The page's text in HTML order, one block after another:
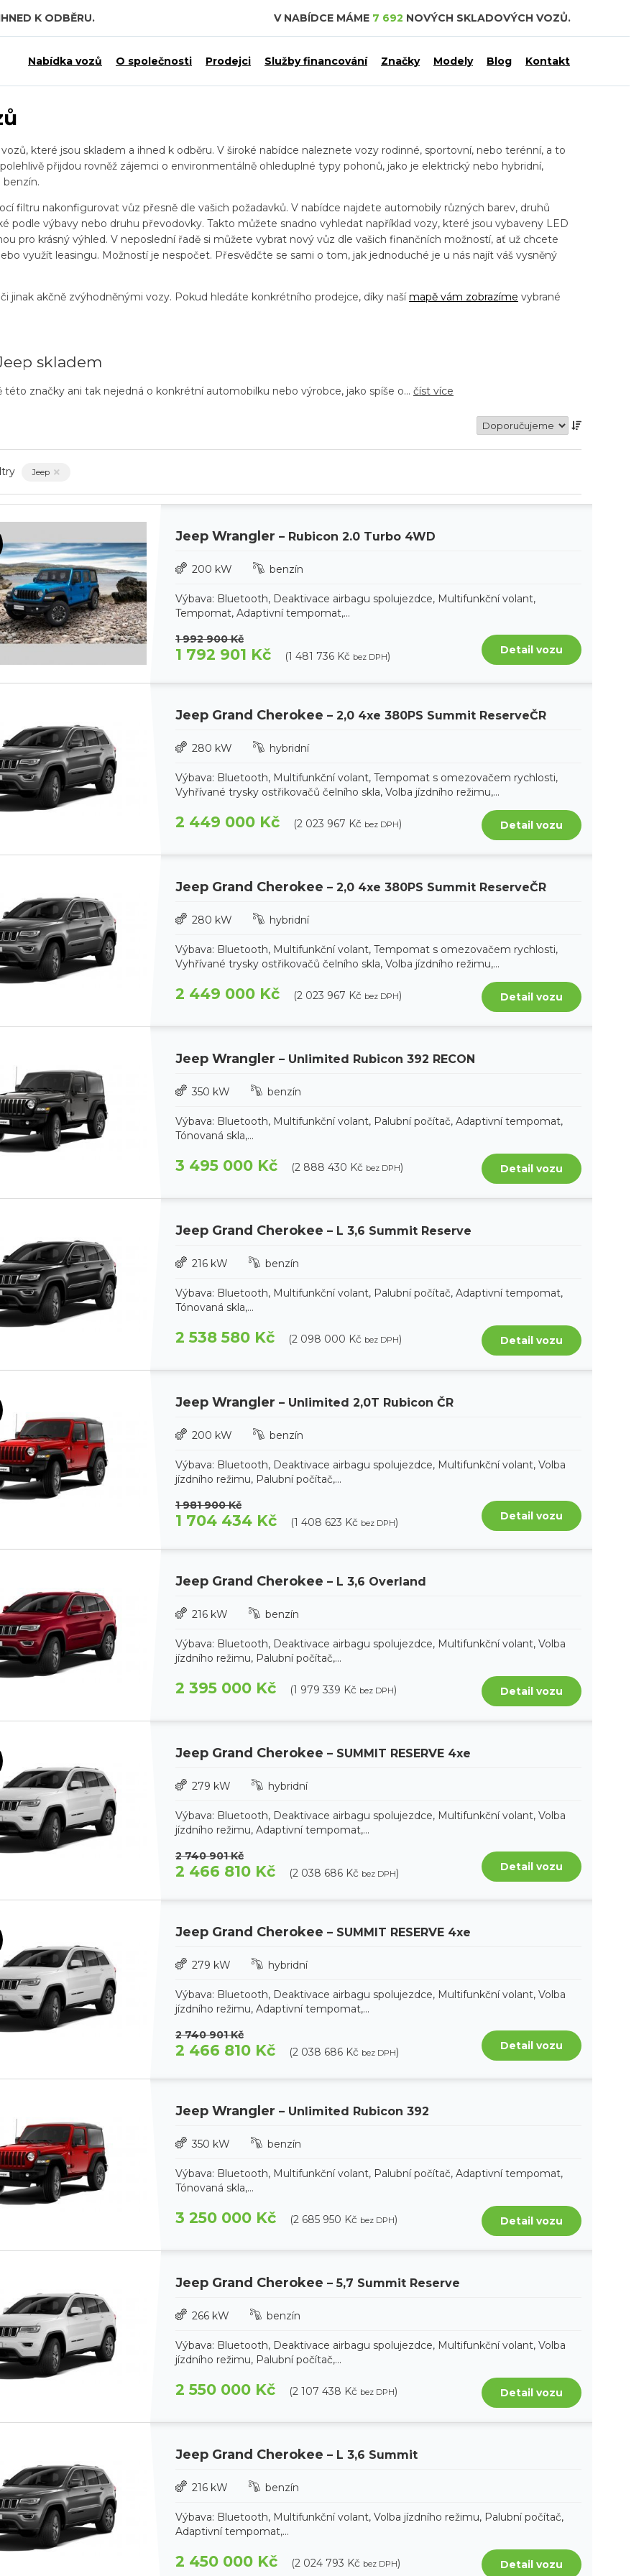
K ODBĚRU. V NABÍDCE MÁME 7 692 NOVÝCH SKLADOVÝCH VOZŮ.
Nabídka vozů O společnosti Prodejci Služby financování Značky Modely Blog Kontakt
které jsou skladem a ihned k odběru. V široké nabídce naleznete vozy rodinné, sportovní, nebo terénní, a to
přijdou rovněž zájemci o environmentálně ohleduplné typy pohonů, jako je elektrický nebo hybridní,
benzín.
filtru nakonfigurovat vůz přesně dle vašich požadavků. V nabídce najdete automobily různých barev, druhů
podle výbavy nebo druhu převodovky. Takto můžete snadno vyhledat například vozy, které jsou vybaveny LED
pro krásný výhled. V neposlední řadě si můžete vybrat nový vůz dle vašich finančních možností, ať už chcete
využít leasingu. Možností je nespočet. Přesvědčte se sami o tom, jak jednoduché je u nás najít váš vysněný
jinak akčně zvýhodněnými vozy. Pokud hledáte konkrétního prodejce, díky našímapě vám zobrazíme vybrané
skladem
této značky ani tak nejedná o konkrétní automobilku nebo výrobce, jako spíše o… číst více
Jeep
Jeep Wrangler – Rubicon 2.0 Turbo 4WD
200 kW benzín
Výbava: Bluetooth, Deaktivace airbagu spolujezdce, Multifunkční volant,
Tempomat, Adaptivní tempomat,...
1 992 900 Kč
1 792 901 Kč (1 481 736 Kč bez DPH) Detail vozu
Jeep Grand Cherokee – 2,0 4xe 380PS Summit ReserveČR
280 kW hybridní
Výbava: Bluetooth, Multifunkční volant, Tempomat s omezovačem rychlosti,
Vyhřívané trysky ostřikovačů čelního skla, Volba jízdního režimu,...
2 449 000 Kč (2 023 967 Kč bez DPH) Detail vozu
Jeep Grand Cherokee – 2,0 4xe 380PS Summit ReserveČR
280 kW hybridní
Výbava: Bluetooth, Multifunkční volant, Tempomat s omezovačem rychlosti,
Vyhřívané trysky ostřikovačů čelního skla, Volba jízdního režimu,...
2 449 000 Kč (2 023 967 Kč bez DPH) Detail vozu
Jeep Wrangler – Unlimited Rubicon 392 RECON
350 kW benzín
Výbava: Bluetooth, Multifunkční volant, Palubní počítač, Adaptivní tempomat,
Tónovaná skla,...
3 495 000 Kč (2 888 430 Kč bez DPH) Detail vozu
Jeep Grand Cherokee – L 3,6 Summit Reserve
216 kW benzín
Výbava: Bluetooth, Multifunkční volant, Palubní počítač, Adaptivní tempomat,
Tónovaná skla,...
2 538 580 Kč (2 098 000 Kč bez DPH) Detail vozu
Jeep Wrangler – Unlimited 2,0T Rubicon ČR
200 kW benzín
Výbava: Bluetooth, Deaktivace airbagu spolujezdce, Multifunkční volant, Volba
jízdního režimu, Palubní počítač,...
1 981 900 Kč
1 704 434 Kč (1 408 623 Kč bez DPH) Detail vozu
Jeep Grand Cherokee – L 3,6 Overland
216 kW benzín
Výbava: Bluetooth, Deaktivace airbagu spolujezdce, Multifunkční volant, Volba
jízdního režimu, Palubní počítač,...
2 395 000 Kč (1 979 339 Kč bez DPH) Detail vozu
Jeep Grand Cherokee – SUMMIT RESERVE 4xe
279 kW hybridní
Výbava: Bluetooth, Deaktivace airbagu spolujezdce, Multifunkční volant, Volba
jízdního režimu, Adaptivní tempomat,...
2 740 901 Kč
2 466 810 Kč (2 038 686 Kč bez DPH) Detail vozu
Jeep Grand Cherokee – SUMMIT RESERVE 4xe
279 kW hybridní
Výbava: Bluetooth, Deaktivace airbagu spolujezdce, Multifunkční volant, Volba
jízdního režimu, Adaptivní tempomat,...
2 740 901 Kč
2 466 810 Kč (2 038 686 Kč bez DPH) Detail vozu
Jeep Wrangler – Unlimited Rubicon 392
350 kW benzín
Výbava: Bluetooth, Multifunkční volant, Palubní počítač, Adaptivní tempomat,
Tónovaná skla,...
3 250 000 Kč (2 685 950 Kč bez DPH) Detail vozu
Jeep Grand Cherokee – 5,7 Summit Reserve
266 kW benzín
Výbava: Bluetooth, Deaktivace airbagu spolujezdce, Multifunkční volant, Volba
jízdního režimu, Palubní počítač,...
2 550 000 Kč (2 107 438 Kč bez DPH) Detail vozu
Jeep Grand Cherokee – L 3,6 Summit
216 kW benzín
Výbava: Bluetooth, Multifunkční volant, Volba jízdního režimu, Palubní počítač,
Adaptivní tempomat,...
2 450 000 Kč (2 024 793 Kč bez DPH) Detail vozu